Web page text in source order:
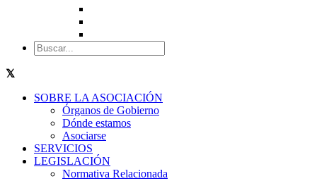
SOBRE LA ASOCIACIÓN
Órganos de Gobierno
Dónde estamos
Asociarse
SERVICIOS
LEGISLACIÓN
Normativa Relacionada